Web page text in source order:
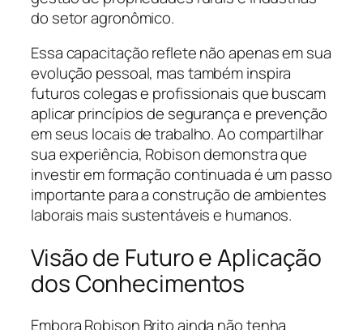
do setor agronômico.
Essa capacitação reflete não apenas em sua
evolução pessoal, mas também inspira
futuros colegas e profissionais que buscam
aplicar princípios de segurança e prevenção
em seus locais de trabalho. Ao compartilhar
sua experiência, Robison demonstra que
investir em formação continuada é um passo
importante para a construção de ambientes
laborais mais sustentáveis e humanos.
Visão de Futuro e Aplicação
dos Conhecimentos
Embora Robison Brito ainda não tenha